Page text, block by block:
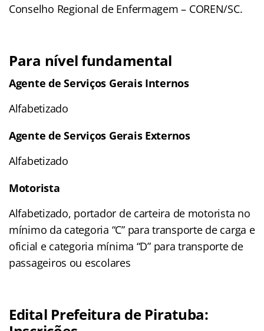
Conselho Regional de Enfermagem – COREN/SC.
Para nível fundamental
Agente de Serviços Gerais Internos
Alfabetizado
Agente de Serviços Gerais Externos
Alfabetizado
Motorista
Alfabetizado, portador de carteira de motorista no
mínimo da categoria “C” para transporte de carga e
oficial e categoria mínima “D” para transporte de
passageiros ou escolares
Edital Prefeitura de Piratuba: